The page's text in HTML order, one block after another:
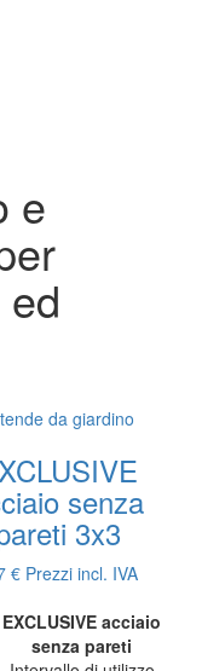
e
senza
3x3
€ Prezzi incl. IVA
EXCLUSIVE acciaio
senza pareti